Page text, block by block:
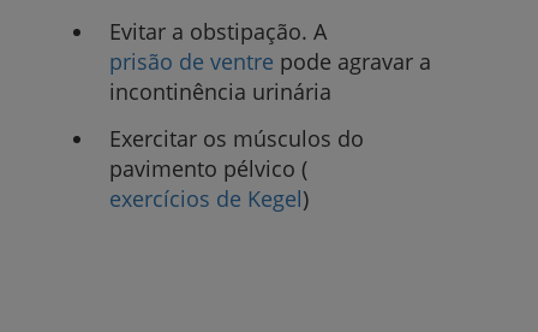
Evitar a obstipação. A
prisão de ventre pode agravar a
incontinência urinária
Exercitar os músculos do
pavimento pélvico (
exercícios de Kegel)